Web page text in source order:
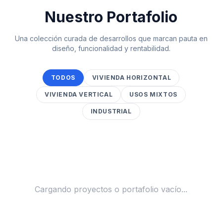
Nuestro Portafolio
Una colección curada de desarrollos que marcan pauta en
diseño, funcionalidad y rentabilidad.
TODOS VIVIENDA HORIZONTAL
VIVIENDA VERTICAL USOS MIXTOS
INDUSTRIAL
Cargando proyectos o portafolio vacío...